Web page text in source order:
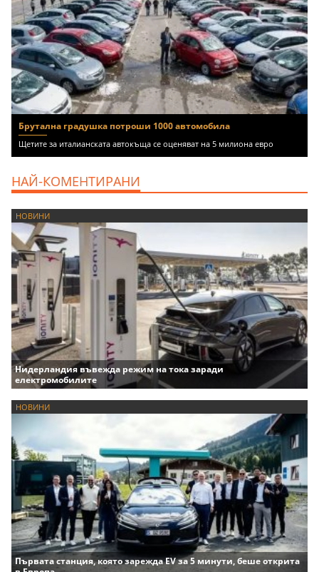
Брутална градушка потроши 1000 автомобила
Щетите за италианската автокъща се оценяват на 5 милиона евро
НАЙ-КОМЕНТИРАНИ
НОВИНИ
Нидерландия въвежда режим на тока заради
електромобилите
НОВИНИ
Първата станция, която зарежда EV за 5 минути, беше открита